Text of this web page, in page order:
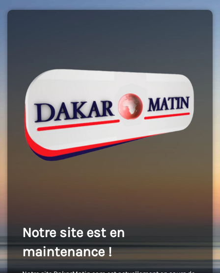
Notre site est en
maintenance !